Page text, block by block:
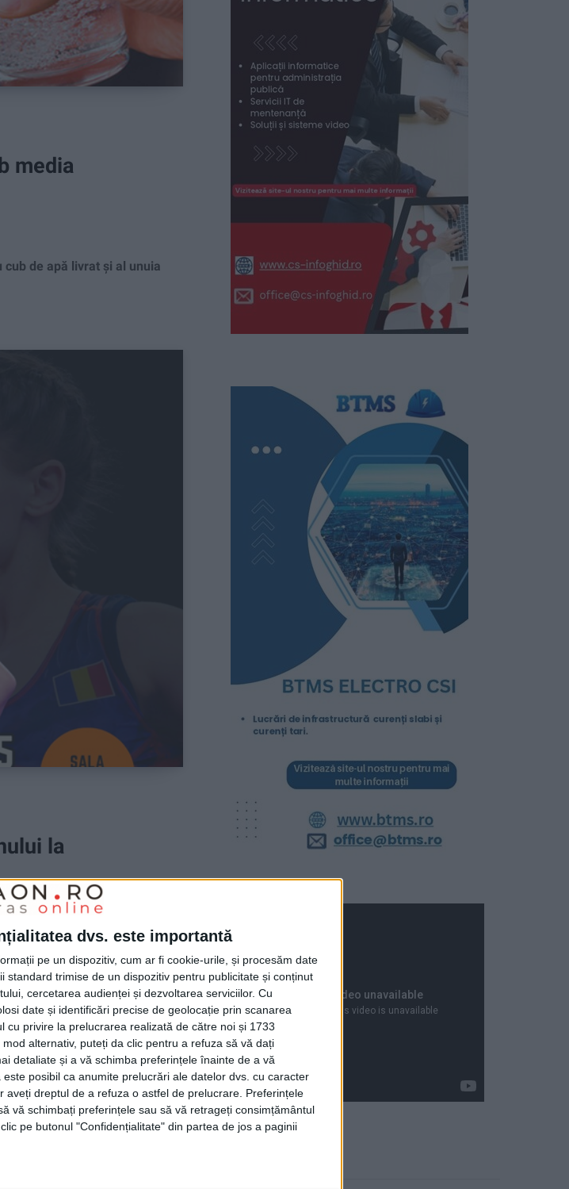
dvs. este importantă
pe un dispozitiv, cum ar fi cookie-urile, și procesăm date
standard trimise de un dispozitiv pentru publicitate și conținut
cercetarea audienței și dezvoltarea serviciilor. Cu
date și identificări precise de geolocație prin scanarea
cu privire la prelucrarea realizată de către noi și 1733
alternativ, puteți da clic pentru a refuza să vă dați
detaliate și a vă schimba preferințele înainte de a vă
posibil ca anumite prelucrări ale datelor dvs. cu caracter
dreptul de a refuza o astfel de prelucrare. Preferințele
vă schimbați preferințele sau să vă retrageți consimțământul
pe butonul "Confidențialitate" din partea de jos a paginii
media
cub de apă livrat și al unuia
la
la lupte libere, lupte greco-
care va deveni din nou